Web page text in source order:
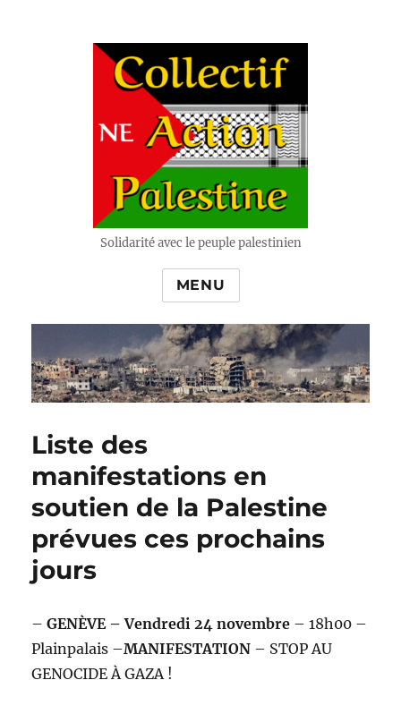
Solidarité avec le peuple palestinien
MENU
Liste des
manifestations en
soutien de la Palestine
prévues ces prochains
jours
–GENÈVE – Vendredi 24 novembre – 18h00 –
Plainpalais –MANIFESTATION – STOP AU
GENOCIDE À GAZA !